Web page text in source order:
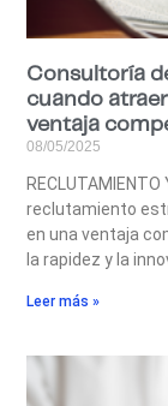
Consultoría
cuando
ventaja
08/05/2025
RECLUTAMIENTO
reclutamiento
en una ventaja
la rapidez y la
Leer más »